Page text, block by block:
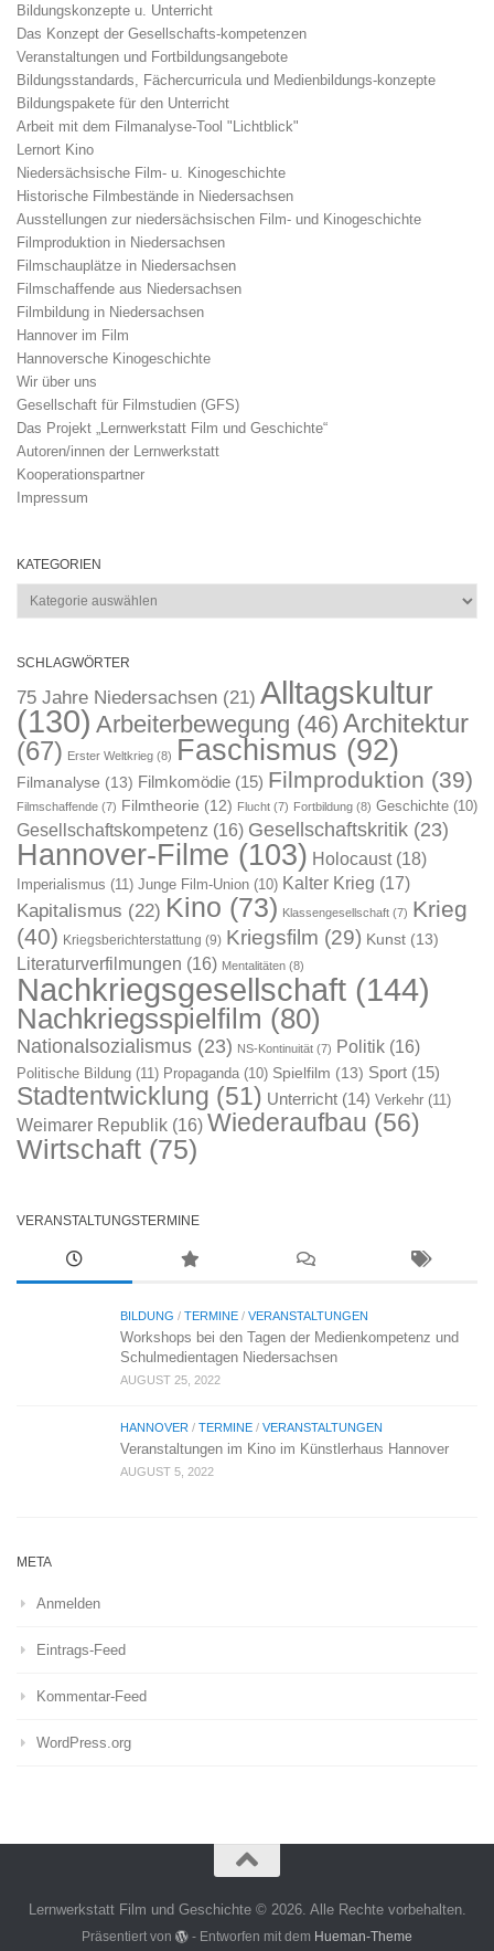
Bildungskonzepte u. Unterricht
Das Konzept der Gesellschafts-kompetenzen
Veranstaltungen und Fortbildungsangebote
Bildungsstandards, Fächercurricula und Medienbildungs-konzepte
Bildungspakete für den Unterricht
Arbeit mit dem Filmanalyse-Tool "Lichtblick"
Lernort Kino
Niedersächsische Film- u. Kinogeschichte
Historische Filmbestände in Niedersachsen
Ausstellungen zur niedersächsischen Film- und Kinogeschichte
Filmproduktion in Niedersachsen
Filmschauplätze in Niedersachsen
Filmschaffende aus Niedersachsen
Filmbildung in Niedersachsen
Hannover im Film
Hannoversche Kinogeschichte
Wir über uns
Gesellschaft für Filmstudien (GFS)
Das Projekt „Lernwerkstatt Film und Geschichte“
Autoren/innen der Lernwerkstatt
Kooperationspartner
Impressum
KATEGORIEN
Kategorien
SCHLAGWÖRTER
75 Jahre Niedersachsen (21) Alltagskultur
(130) Arbeiterbewegung (46) Architektur
(67) Erster Weltkrieg (8) Faschismus (92)
Filmanalyse (13) Filmkomödie (15) Filmproduktion (39)
Filmschaffende (7) Filmtheorie (12) Flucht (7) Fortbildung (8) Geschichte (10)
Gesellschaftskompetenz (16) Gesellschaftskritik (23)
Hannover-Filme (103) Holocaust(18)
Imperialismus (11) Junge Film-Union (10) Kalter Krieg (17)
Kapitalismus (22) Kino (73) Klassengesellschaft (7) Krieg
(40) Kriegsberichterstattung (9) Kriegsfilm (29) Kunst (13)
Literaturverfilmungen (16) Mentalitäten (8)
Nachkriegsgesellschaft (144)
Nachkriegsspielfilm (80)
Nationalsozialismus (23) NS-Kontinuität (7) Politik (16)
Politische Bildung (11) Propaganda (10) Spielfilm (13) Sport (15)
Stadtentwicklung (51) Unterricht (14) Verkehr (11)
Weimarer Republik (16) Wiederaufbau (56)
Wirtschaft (75)
VERANSTALTUNGSTERMINE
BILDUNG / TERMINE / VERANSTALTUNGEN
Workshops bei den Tagen der Medienkompetenz und
Schulmedientagen Niedersachsen
AUGUST 25, 2022
HANNOVER / TERMINE / VERANSTALTUNGEN
Veranstaltungen im Kino im Künstlerhaus Hannover
AUGUST 5, 2022
META
Anmelden
Eintrags-Feed
Kommentar-Feed
WordPress.org
Lernwerkstatt Film und Geschichte © 2026. Alle Rechte vorbehalten.
Präsentiert von - Entworfen mit dem Hueman-Theme